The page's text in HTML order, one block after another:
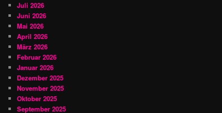
Juli 2026
Juni 2026
Mai 2026
April 2026
März 2026
Februar 2026
Januar 2026
Dezember 2025
November 2025
Oktober 2025
September 2025